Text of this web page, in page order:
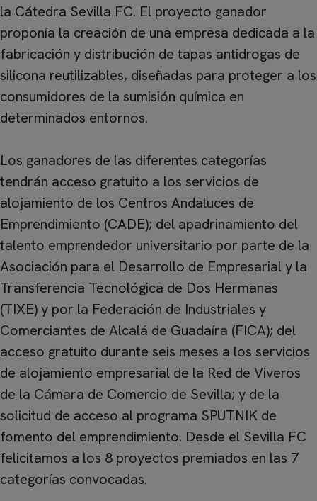
la Cátedra Sevilla FC. El proyecto ganador
proponía la creación de una empresa dedicada a la
fabricación y distribución de tapas antidrogas de
silicona reutilizables, diseñadas para proteger a los
consumidores de la sumisión química en
determinados entornos.
Los ganadores de las diferentes categorías
tendrán acceso gratuito a los servicios de
alojamiento de los Centros Andaluces de
Emprendimiento (CADE); del apadrinamiento del
talento emprendedor universitario por parte de la
Asociación para el Desarrollo de Empresarial y la
Transferencia Tecnológica de Dos Hermanas
(TIXE) y por la Federación de Industriales y
Comerciantes de Alcalá de Guadaíra (FICA); del
acceso gratuito durante seis meses a los servicios
de alojamiento empresarial de la Red de Viveros
de la Cámara de Comercio de Sevilla; y de la
solicitud de acceso al programa SPUTNIK de
fomento del emprendimiento. Desde el Sevilla FC
felicitamos a los 8 proyectos premiados en las 7
categorías convocadas.